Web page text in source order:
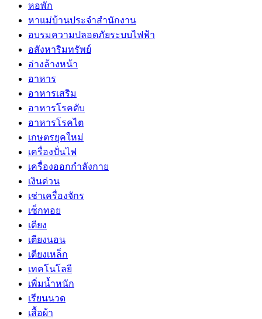
หอพัก
หาแม่บ้านประจำสำนักงาน
อบรมความปลอดภัยระบบไฟฟ้า
อสังหาริมทรัพย์
อ่างล้างหน้า
อาหาร
อาหารเสริม
อาหารโรคตับ
อาหารโรคไต
เกษตรยุคใหม่
เครื่องปั่นไฟ
เครื่องออกกำลังกาย
เงินด่วน
เช่าเครื่องจักร
เซ็กทอย
เตียง
เตียงนอน
เตียงเหล็ก
เทคโนโลยี
เพิ่มน้ำหนัก
เรียนนวด
เสื้อผ้า